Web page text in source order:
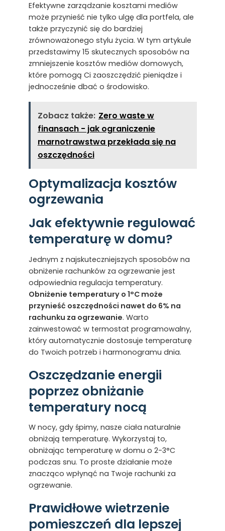
Efektywne zarządzanie kosztami mediów
może przynieść nie tylko ulgę dla portfela, ale
także przyczynić się do bardziej
zrównoważonego stylu życia. W tym artykule
przedstawimy 15 skutecznych sposobów na
zmniejszenie kosztów mediów domowych,
które pomogą Ci zaoszczędzić pieniądze i
jednocześnie dbać o środowisko.
Zobacz także: Zero waste w
finansach - jak ograniczenie
marnotrawstwa przekłada się na
oszczędności
Optymalizacja kosztów
ogrzewania
Jak efektywnie regulować
temperaturę w domu?
Jednym z najskuteczniejszych sposobów na
obniżenie rachunków za ogrzewanie jest
odpowiednia regulacja temperatury.
Obniżenie temperatury o 1°C może
przynieść oszczędności nawet do 6% na
rachunku za ogrzewanie. Warto
zainwestować w termostat programowalny,
który automatycznie dostosuje temperaturę
do Twoich potrzeb i harmonogramu dnia.
Oszczędzanie energii
poprzez obniżanie
temperatury nocą
W nocy, gdy śpimy, nasze ciała naturalnie
obniżają temperaturę. Wykorzystaj to,
obniżając temperaturę w domu o 2-3°C
podczas snu. To proste działanie może
znacząco wpłynąć na Twoje rachunki za
ogrzewanie.
Prawidłowe wietrzenie
pomieszczeń dla lepszej